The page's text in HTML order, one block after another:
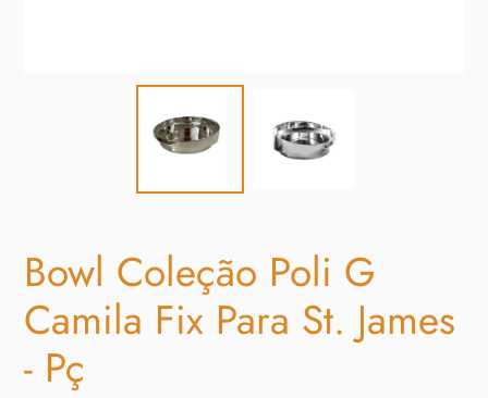
Bowl Coleção Poli G
Camila Fix Para St. James
- Pç